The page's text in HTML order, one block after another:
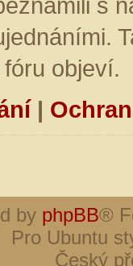
objeví.
|
by phpBB®
Pro Ubuntu
Český